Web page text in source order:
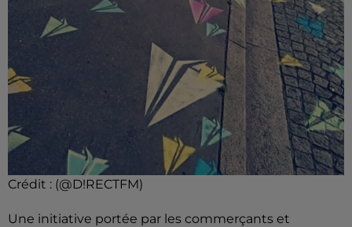
Crédit : (@D!RECTFM)
Une initiative portée par les commerçants et